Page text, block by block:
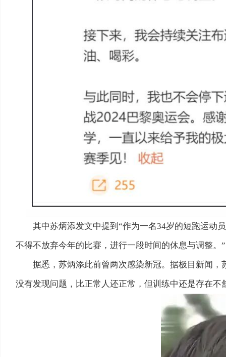
其中苏炳添发文中提到“作为一名34岁的短跑运动
不得不放弃今年的比赛，进行一段时间的休息与调整。”
据悉，苏炳添此前曾两次感染新冠。据极目新闻
没有发现问题，比正常人还正常，但训练中还是存在